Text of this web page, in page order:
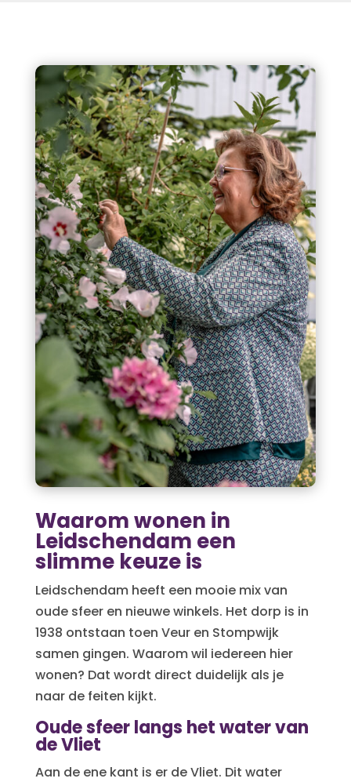
Waarom wonen in
Leidschendam een
slimme keuze is
Leidschendam heeft een mooie mix van
oude sfeer en nieuwe winkels. Het dorp is in
1938 ontstaan toen Veur en Stompwijk
samen gingen. Waarom wil iedereen hier
wonen? Dat wordt direct duidelijk als je
naar de feiten kijkt.
Oude sfeer langs het water van
de Vliet
Aan de ene kant is er de Vliet. Dit water